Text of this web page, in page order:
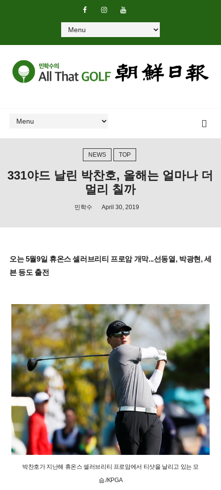
NEWS TOP
331야드 날린 박찬호, 올해는 얼마나 더
멀리 칠까
민학수 April 30, 2019
오는 5월9일 휴온스 셀러브리티 프로암 개막...선동열, 박광현, 세
븐 등도 출전
박찬호가 지난해 휴온스 셀러브리티 프로암에서 티샷을 날리고 있는 모
습./KPGA